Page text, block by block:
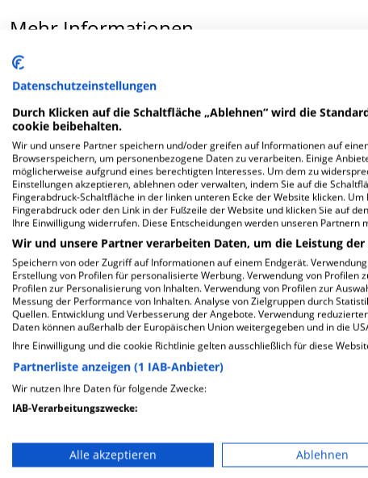
Mehr Informationen
FAQ
Hier ﬁnden Sie häuﬁg gestellte Fragen zu dieser Klinik.
Wie lautet die Adresse von MVZ Dres. Schneider
Am Stutzenwald 2
66877 Ramstein-Miesenbach
Wie ist die Telefonnummer von MVZ Dres.
Karte
+
Datenschutzeinstellungen
Durch Klicken auf die Schaltfläche „Ablehnen“ wird die
cookie beibehalten.
Wir und unsere Partner speichern und/oder greifen auf Informationen auf
Browserspeichern, um personenbezogene Daten zu verarbeiten. Einige
möglicherweise aufgrund eines berechtigten Interesses. Um dem zu
Einstellungen akzeptieren, ablehnen oder verwalten, indem Sie auf die
Fingerabdruck-Schaltfläche in der linken unteren Ecke der Website klicken.
Fingerabdruck oder den Link in der Fußzeile der Website und klicken Sie auf
Ihre Einwilligung widerrufen. Diese Entscheidungen werden unseren
Wir und unsere Partner verarbeiten Daten, um die Leistung
Speichern von oder Zugriff auf Informationen auf einem Endgerät.
Erstellung von Profilen für personalisierte Werbung. Verwendung von Profilen
Profilen zur Personalisierung von Inhalten. Verwendung von Profilen zur
Messung der Performance von Inhalten. Analyse von Zielgruppen durch
Quellen. Entwicklung und Verbesserung der Angebote. Verwendung
Daten können außerhalb der Europäischen Union weitergegeben und in die
Ihre Einwilligung und die cookie Richtlinie gelten ausschließlich für diese
Partnerliste anzeigen (1 IAB-Anbieter)
Wir nutzen Ihre Daten für folgende Zwecke:
IAB-Verarbeitungszwecke:
Verwendung reduzierter Daten zur Auswahl von
Alle akzeptieren Ablehnen